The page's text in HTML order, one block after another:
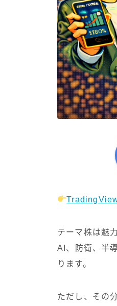
テーマ株は魅
AI、防衛、半
ります。
ただし、その